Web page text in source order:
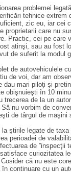
problemei
tehnice extrem
zic eu, iar cei
care nu
Practic, cei pe care
atinşi, sau au fost
de suferit la modul
de autovehiculele
de voi, dar am
dau mari piloţi şi
obişnuieşti în 10
de la un
nu vorbim de
de târgul de maşini
ştirile legate de
perioadei de
de ”inspecţii
curiozitatea
că nu este
continuare cu un